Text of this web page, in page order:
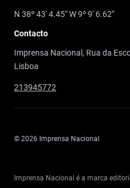
N 38º 43' 4.45" W 9º 9' 6.62"
Contacto
Imprensa Nacional, Rua da
Lisboa
213945772
© 2026 Imprensa Nacional
Imprensa Nacional é a marca